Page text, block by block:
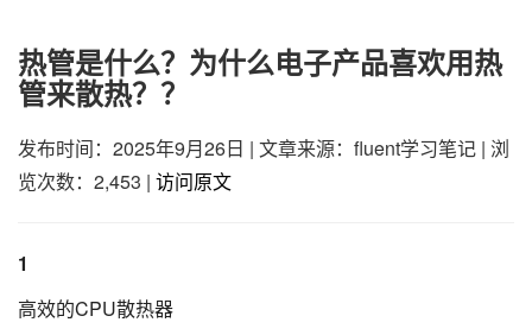
热管是什么？为什么电子产品喜欢用热
管来散热？？
发布时间：2025年9月26日 | 文章来源：fluent学习笔记 | 浏
览次数：2,453 | 访问原文
1
高效的CPU散热器